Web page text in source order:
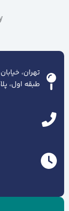
تهران،
طبقه اول، پلاک